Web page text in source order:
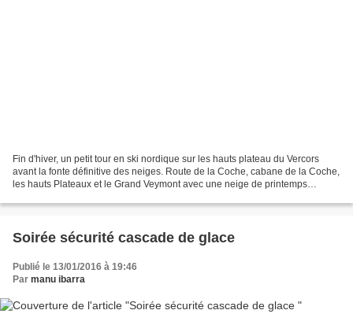
Fin d'hiver, un petit tour en ski nordique sur les hauts plateau du Vercors
avant la fonte définitive des neiges. Route de la Coche, cabane de la Coche,
les hauts Plateaux et le Grand Veymont avec une neige de printemps
Soirée sécurité cascade de glace
Publié le 13/01/2016 à 19:46
Par manu ibarra